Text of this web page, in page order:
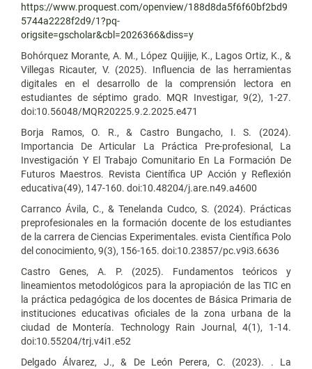
https://www.proquest.com/openview/188d8da5f6f60bf2bd9
5744a2228f2d9/1?pq-
origsite=gscholar&cbl=2026366&diss=y
Bohórquez Morante, A. M., López Quijije, K., Lagos Ortiz, K., &
Villegas Ricauter, V. (2025). Influencia de las herramientas
digitales en el desarrollo de la comprensión lectora en
estudiantes de séptimo grado. MQR Investigar, 9(2), 1-27.
doi:10.56048/MQR20225.9.2.2025.e471
Borja Ramos, O. R., & Castro Bungacho, I. S. (2024).
Importancia De Articular La Práctica Pre-profesional, La
Investigación Y El Trabajo Comunitario En La Formación De
Futuros Maestros. Revista Científica UP Acción y Reflexión
educativa(49), 147-160. doi:10.48204/j.are.n49.a4600
Carranco Ávila, C., & Tenelanda Cudco, S. (2024). Prácticas
preprofesionales en la formación docente de los estudiantes
de la carrera de Ciencias Experimentales. evista Científica Polo
del conocimiento, 9(3), 156-165. doi:10.23857/pc.v9i3.6636
Castro Genes, A. P. (2025). Fundamentos teóricos y
lineamientos metodológicos para la apropiación de las TIC en
la práctica pedagógica de los docentes de Básica Primaria de
instituciones educativas oficiales de la zona urbana de la
ciudad de Montería. Technology Rain Journal, 4(1), 1-14.
doi:10.55204/trj.v4i1.e52
Delgado Álvarez, J., & De León Perera, C. (2023). . La